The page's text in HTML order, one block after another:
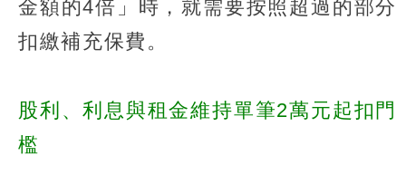
金額的4倍」時，就需要按照超過的部分
扣繳補充保費。
股利、利息與租金維持單筆2萬元起扣門
檻